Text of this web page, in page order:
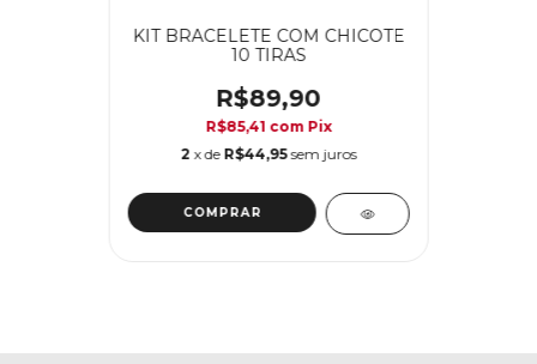
KIT BRACELETE COM CHICOTE
10 TIRAS
R$89,90
R$85,41 com Pix
2 x de R$44,95 sem juros
COMPRAR